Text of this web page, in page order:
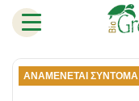
ΑΝΑΜΈΝΕΤΑΙ ΣΎΝΤΟΜΑ